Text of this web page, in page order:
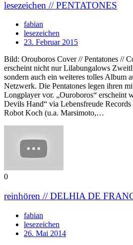
lesezeichen // PENTATONES
fabian
lesezeichen
23. Februar 2015
Bild: Orouboros Cover // Pentatones //
erscheint nicht nur Lilabungalows
sondern auch ein weiteres tolles Album
Netzwerk. Die Pentatones legen ihren
Longplayer vor. „Ouroboros“ erscheint
Devils Hand“ via Lebensfreude
Robot Koch (u.a. Marsimoto,…
0
reinhören // DELHIA DE
fabian
lesezeichen
26. Mai 2014